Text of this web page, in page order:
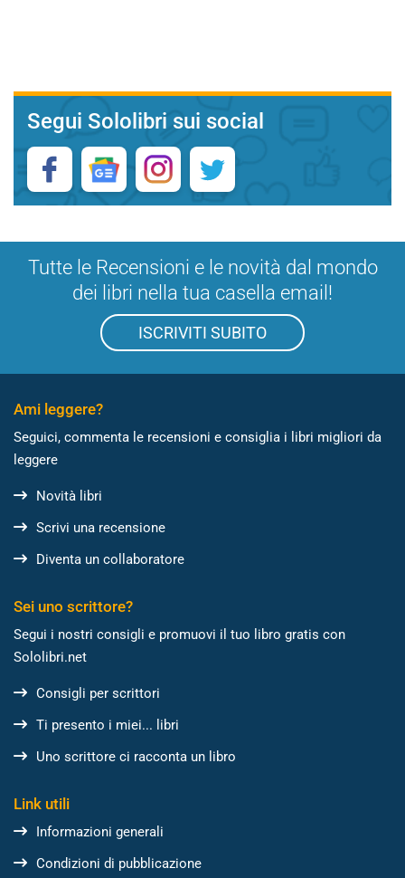
Segui Sololibri sui social
Tutte le Recensioni e le novità dal mondo
dei libri nella tua casella email!
ISCRIVITI SUBITO
Ami leggere?
Seguici, commenta le recensioni e consiglia i libri migliori da
leggere
Novità libri
Scrivi una recensione
Diventa un collaboratore
Sei uno scrittore?
Segui i nostri consigli e promuovi il tuo libro gratis con
Sololibri.net
Consigli per scrittori
Ti presento i miei... libri
Uno scrittore ci racconta un libro
Link utili
Informazioni generali
Condizioni di pubblicazione